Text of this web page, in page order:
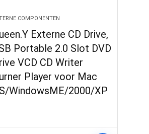
COMPONENTEN
Externe CD Drive,
Portable 2.0 Slot DVD
VCD CD Writer
Player voor Mac
WindowsME/2000/XP